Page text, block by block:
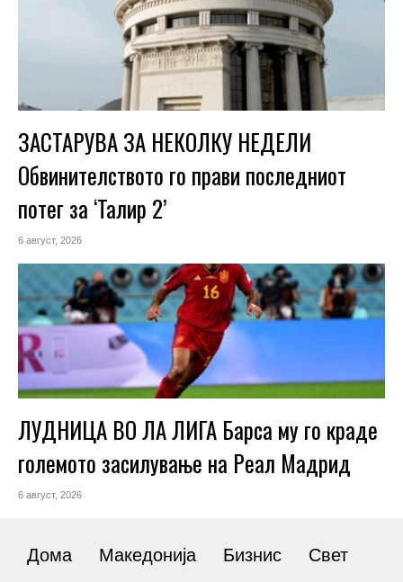
ЗАСТАРУВА ЗА НЕКОЛКУ НЕДЕЛИ
Обвинителството го прави последниот
потег за ‘Талир 2’
6 август, 2026
ЛУДНИЦА ВО ЛА ЛИГА Барса му го краде
големото засилување на Реал Мадрид
6 август, 2026
Дома Македонија Бизнис Свет